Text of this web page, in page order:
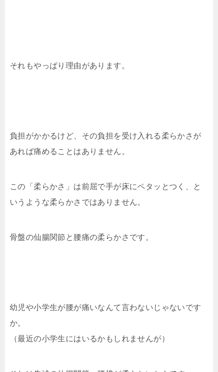
それもやっぱり理由があります。
負担がかかるけど、その負担を受け入れる柔らかさが
あれば痛めることはありません。
この「柔らかさ」は前屈で手が床にペタッとつく、と
いうような柔らかさではありません。
骨盤の仙腸関節と腰痛の柔らかさです。
幼児や小学生が腰が痛いなんて言わないじゃないです
か。
（最近の小学生にはいるかもしれませんが）